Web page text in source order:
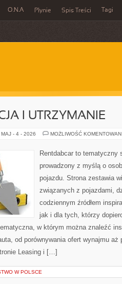
O.N.A Płynie Spis Treści Tagi
I UTRZYMANIE
MAJ - 4 - 2026 MOŻLIWOŚĆ
Rentdabcar to tematyczny
prowadzony z myślą o
pojazdu. Strona zestawia
związanych z pojazdami,
codziennym źródłem
jak i dla tych, którzy
w którym można znaleźć
od porównywania ofert wynajmu aż
Leasing i […]
W POLSCE